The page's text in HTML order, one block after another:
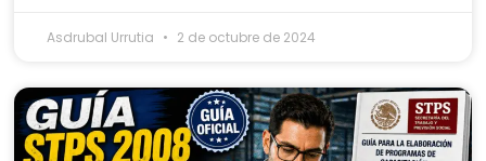
Asdrubal Urrutia 2 de octubre de 2024